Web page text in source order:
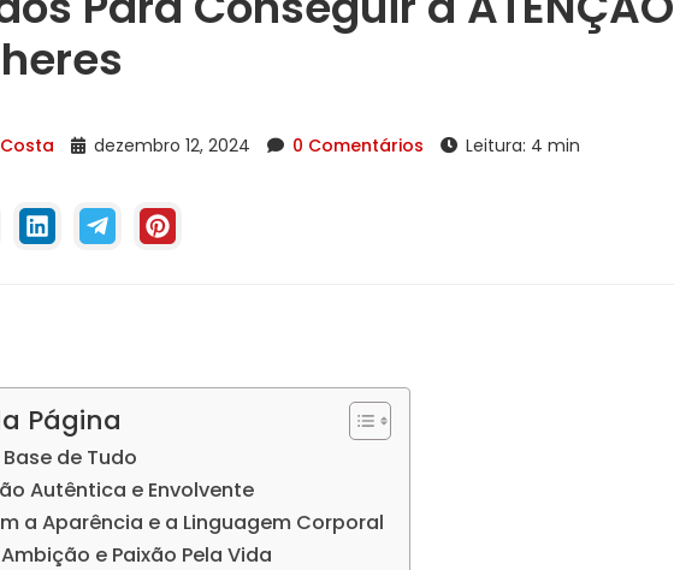
dezembro 12, 2024 0 Comentários Leitura: 4 min
Página
de Tudo
Autêntica e Envolvente
a Aparência e a Linguagem Corporal
e Paixão Pela Vida